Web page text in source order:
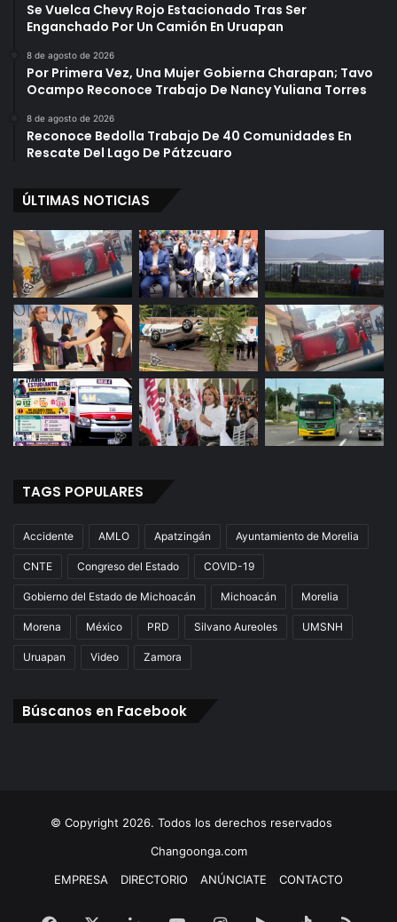
Se Vuelca Chevy Rojo Estacionado Tras Ser
Enganchado Por Un Camión En Uruapan
8 de agosto de 2026
Por Primera Vez, Una Mujer Gobierna Charapan; Tavo
Ocampo Reconoce Trabajo De Nancy Yuliana Torres
8 de agosto de 2026
Reconoce Bedolla Trabajo De 40 Comunidades En
Rescate Del Lago De Pátzcuaro
ÚLTIMAS NOTICIAS
TAGS POPULARES
Accidente AMLO Apatzingán Ayuntamiento de Morelia
CNTE Congreso del Estado COVID-19
Gobierno del Estado de Michoacán Michoacán Morelia
Morena México PRD Silvano Aureoles UMSNH
Uruapan Video Zamora
Búscanos en Facebook
© Copyright 2026. Todos los derechos reservados
Changoonga.com
EMPRESA
DIRECTORIO ANÚNCIATE CONTACTO